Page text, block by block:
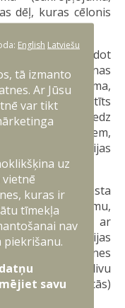
dēļ, kuras cēlonis
laikā, pildot
pēc atvaļināšanas
(sakropļojuma,
cēlonis saistīts
ministrija sedz
bērniem,
rehabilitācijas
pildot dienesta
(sakropļojumu,
cēlonis saistīts ar
ārpus Latvijas
sedz viņa ģimenes
ne vairāk kā divu
vietu un no tās)
izdevumus.
English Latviešu
tā izmanto
Ar Jūsu
var tikt
uz
kuras ir
tīmekļa
nav
piekrišanu.
savu